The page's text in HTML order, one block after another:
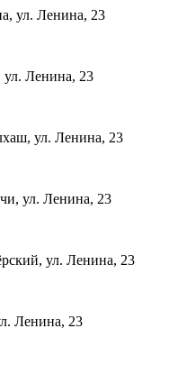
ул. Ленина, 23
ул. Ленина, 23
ул. Ленина, 23
ул. Ленина, 23
ул. Ленина, 23
Ленина, 23